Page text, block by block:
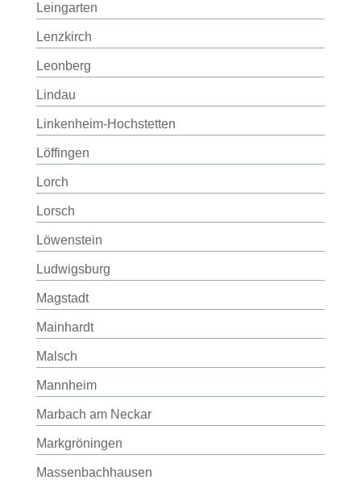
Leingarten
Lenzkirch
Leonberg
Lindau
Linkenheim-Hochstetten
Löffingen
Lorch
Lorsch
Löwenstein
Ludwigsburg
Magstadt
Mainhardt
Malsch
Mannheim
Marbach am Neckar
Markgröningen
Massenbachhausen